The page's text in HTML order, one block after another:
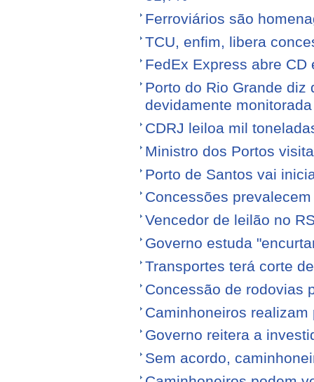
Ferroviários são
TCU, enfim, libera
FedEx Express abre CD
Porto do Rio Grande
devidamente monitorada
CDRJ leiloa mil
Ministro dos Portos
Porto de Santos vai
Concessões
Vencedor de leilão no
Governo estuda
Transportes terá corte
Concessão de rodovias
Caminhoneiros
Governo reitera a
Sem acordo,